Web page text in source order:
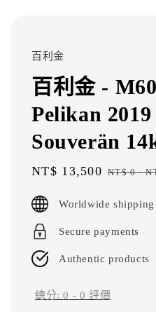
百利金
百利金 -
Pelikan
Souverän
Sale
NT$ 13,500 Regular
NT$ 0-
Worldwide shipping
Secure payments
Authentic products
總分:0 - 0 評價